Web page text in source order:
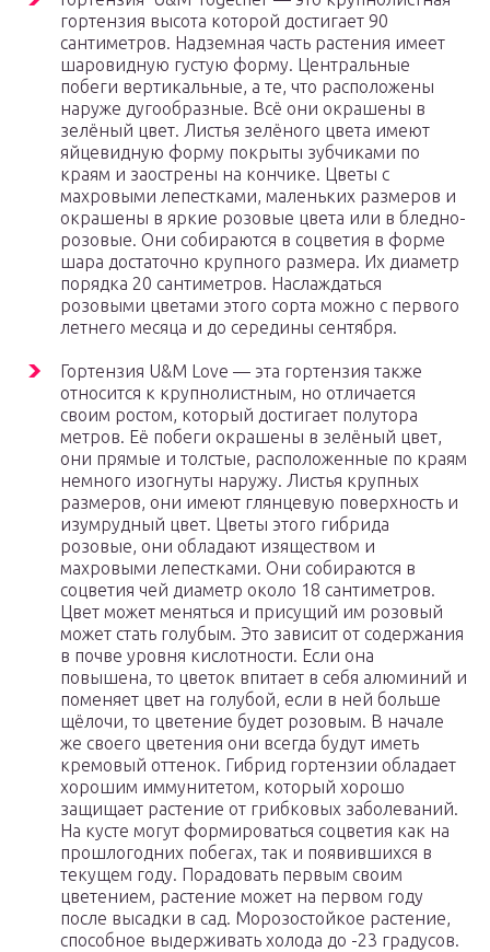
гортензия высота которой достигает 90
сантиметров. Надземная часть растения имеет
шаровидную густую форму. Центральные
побеги вертикальные, а те, что расположены
наруже дугообразные. Всё они окрашены в
зелёный цвет. Листья зелёного цвета имеют
яйцевидную форму покрыты зубчиками по
краям и заострены на кончике. Цветы с
махровыми лепестками, маленьких размеров и
окрашены в яркие розовые цвета или в бледно-
розовые. Они собираются в соцветия в форме
шара достаточно крупного размера. Их диаметр
порядка 20 сантиметров. Наслаждаться
розовыми цветами этого сорта можно с первого
летнего месяца и до середины сентября.
Гортензия U&M Love — эта гортензия также
относится к крупнолистным, но отличается
своим ростом, который достигает полутора
метров. Её побеги окрашены в зелёный цвет,
они прямые и толстые, расположенные по краям
немного изогнуты наружу. Листья крупных
размеров, они имеют глянцевую поверхность и
изумрудный цвет. Цветы этого гибрида
розовые, они обладают изяществом и
махровыми лепестками. Они собираются в
соцветия чей диаметр около 18 сантиметров.
Цвет может меняться и присущий им розовый
может стать голубым. Это зависит от содержания
в почве уровня кислотности. Если она
повышена, то цветок впитает в себя алюминий и
поменяет цвет на голубой, если в ней больше
щёлочи, то цветение будет розовым. В начале
же своего цветения они всегда будут иметь
кремовый оттенок. Гибрид гортензии обладает
хорошим иммунитетом, который хорошо
защищает растение от грибковых заболеваний.
На кусте могут формироваться соцветия как на
прошлогодних побегах, так и появившихся в
текущем году. Порадовать первым своим
цветением, растение может на первом году
после высадки в сад. Морозостойкое растение,
способное выдерживать холода до -23 градусов.